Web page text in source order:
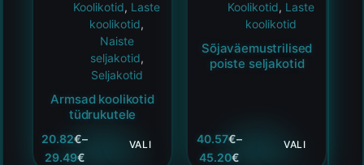
Koolikotid, Laste
koolikotid,
Naiste
seljakotid,
Seljakotid
Armsad koolikotid
tüdrukutele
20.82€–
29.49€
VALI
Koolikotid, Laste
koolikotid
Sõjaväemustrilised
poiste seljakotid
40.57€–
45.20€
VALI